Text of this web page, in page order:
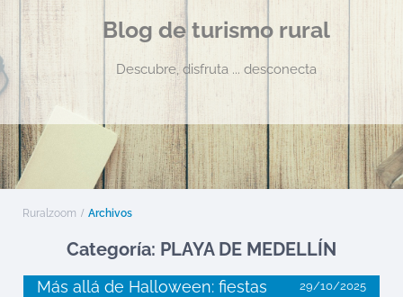
Blog de turismo rural
Descubre, disfruta ... desconecta
Ruralzoom Archivos
Categoría: PLAYA DE MEDELLÍN
Más allá de Halloween: fiestas
29/10/2025